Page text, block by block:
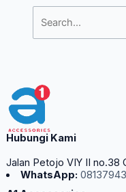
Hubungi Kami
Jalan Petojo VIY II no.38
WhatsApp: